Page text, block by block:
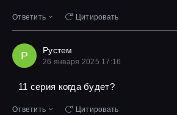
Ответить Цитировать
Р Рустем
26 января 2025 17:16
11 серия когда будет?
Ответить Цитировать